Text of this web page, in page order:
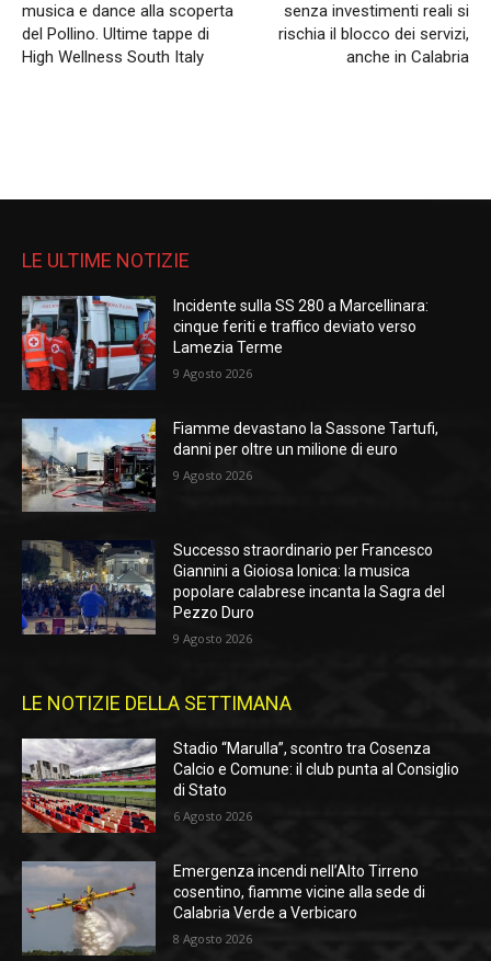
musica e dance alla scoperta
del Pollino. Ultime tappe di
High Wellness South Italy
senza investimenti reali si
rischia il blocco dei servizi,
anche in Calabria
LE ULTIME NOTIZIE
Incidente sulla SS 280 a Marcellinara:
cinque feriti e traffico deviato verso
Lamezia Terme
9 Agosto 2026
Fiamme devastano la Sassone Tartufi,
danni per oltre un milione di euro
9 Agosto 2026
Successo straordinario per Francesco
Giannini a Gioiosa Ionica: la musica
popolare calabrese incanta la Sagra del
Pezzo Duro
9 Agosto 2026
LE NOTIZIE DELLA SETTIMANA
Stadio “Marulla”, scontro tra Cosenza
Calcio e Comune: il club punta al Consiglio
di Stato
6 Agosto 2026
Emergenza incendi nell’Alto Tirreno
cosentino, fiamme vicine alla sede di
Calabria Verde a Verbicaro
8 Agosto 2026